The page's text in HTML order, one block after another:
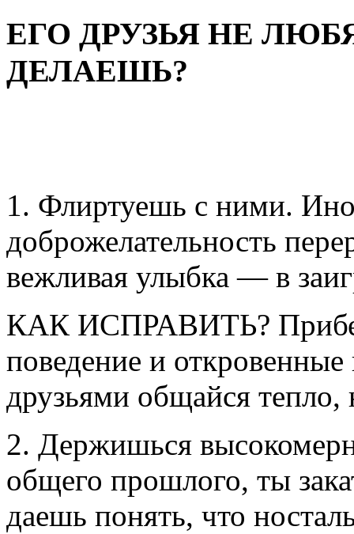
ЕГО ДРУЗЬЯ НЕ
ДЕЛАЕШЬ?
1. Флиртуешь с ними.
доброжелательность
вежливая улыбка — в
КАК ИСПРАВИТЬ?
поведение и
друзьями общайся
2. Держишься
общего прошлого, ты
даешь понять, что